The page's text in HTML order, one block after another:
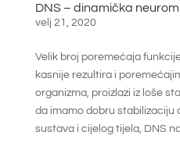
DNS – dinamička
velj 21, 2020
Velik broj poremećaja
kasnije rezultira i
organizma, proizlazi iz loše
da imamo dobru stabilizaciju
sustava i cijelog tijela, DNS